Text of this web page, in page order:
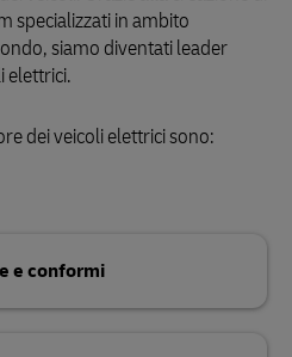
specializzati in ambito
siamo diventati leader
elettrici.
dei veicoli elettrici sono:
e conformi